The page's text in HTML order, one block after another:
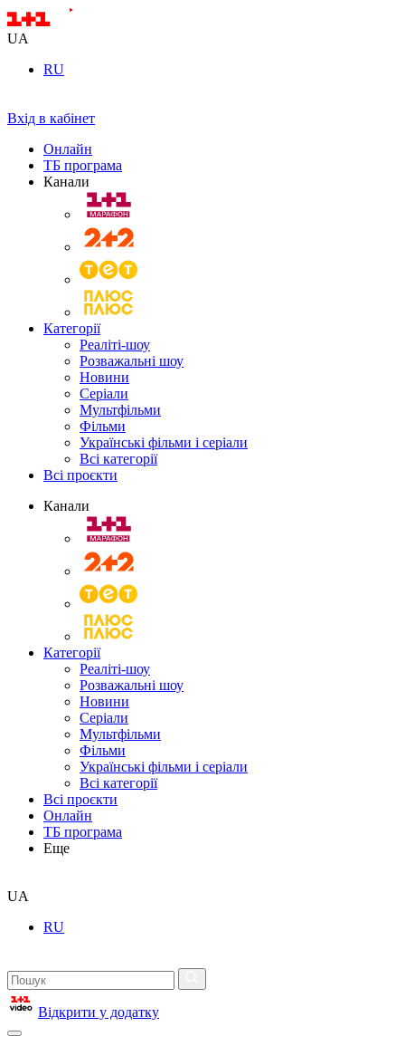
UA
RU
Вхід в кабінет
Онлайн
ТБ програма
Канали
Категорії
Реаліті-шоу
Розважальні шоу
Новини
Серіали
Мультфільми
Фільми
Українські фільми і серіали
Всі категорії
Всі проєкти
Канали
Категорії
Реаліті-шоу
Розважальні шоу
Новини
Серіали
Мультфільми
Фільми
Українські фільми і серіали
Всі категорії
Всі проєкти
Онлайн
ТБ програма
Еще
UA
RU
Відкрити у додатку